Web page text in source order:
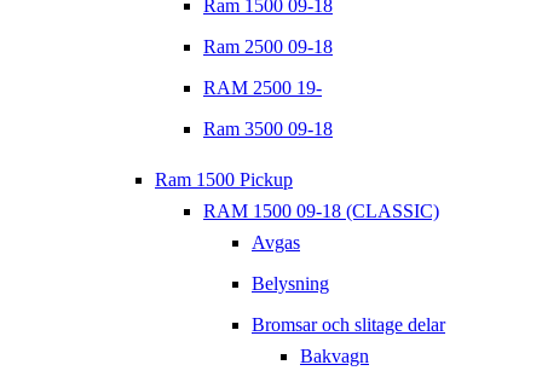
Ram 1500 09-18
Ram 2500 09-18
RAM 2500 19-
Ram 3500 09-18
Ram 1500 Pickup
RAM 1500 09-18 (CLASSIC)
Avgas
Belysning
Bromsar och slitage delar
Bakvagn